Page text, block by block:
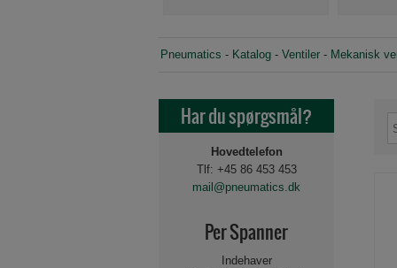
Pneumatics - Katalog - Ventiler - Mekanisk
Har du spørgsmål?
Hovedtelefon
Tlf: +45 86 453 453
mail@pneumatics.dk
Per Spanner
Indehaver